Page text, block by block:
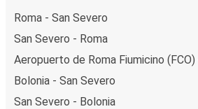
Roma - San Severo
San Severo - Roma
Aeropuerto de Roma Fiumicino
Bolonia - San Severo
San Severo - Bolonia